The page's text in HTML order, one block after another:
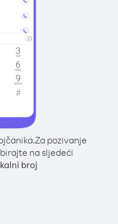
Za pozivanje
na sljedeći
broj